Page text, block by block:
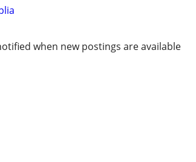
when new postings are available